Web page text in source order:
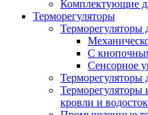
Комплектующие
Терморегуляторы
Терморегуляторы
С
Сенсорное
Терморегуляторы
Терморегуляторы
кровли и